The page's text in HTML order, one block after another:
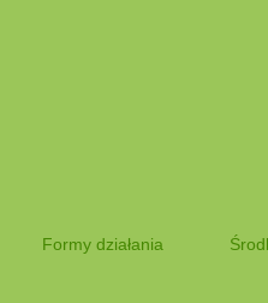
Formy działania